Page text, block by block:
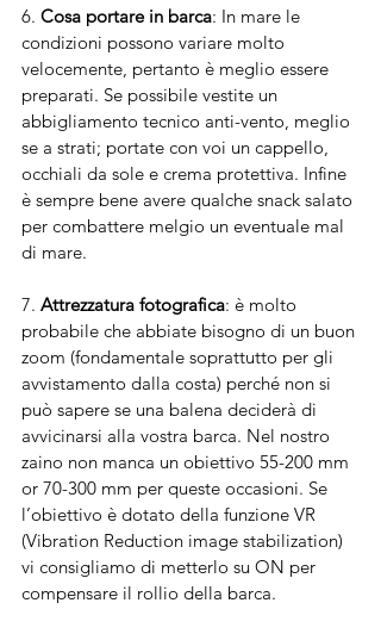
6. Cosa portare in barca: In mare le
condizioni possono variare molto
velocemente, pertanto è meglio essere
preparati. Se possibile vestite un
abbigliamento tecnico anti-vento, meglio
se a strati; portate con voi un cappello,
occhiali da sole e crema protettiva. Infine
è sempre bene avere qualche snack salato
per combattere melgio un eventuale mal
di mare.
7. Attrezzatura fotografica: è molto
probabile che abbiate bisogno di un buon
zoom (fondamentale soprattutto per gli
avvistamento dalla costa) perché non si
può sapere se una balena deciderà di
avvicinarsi alla vostra barca. Nel nostro
zaino non manca un obiettivo 55-200 mm
or 70-300 mm per queste occasioni. Se
l’obiettivo è dotato della funzione VR
(Vibration Reduction image stabilization)
vi consigliamo di metterlo su ON per
compensare il rollio della barca.